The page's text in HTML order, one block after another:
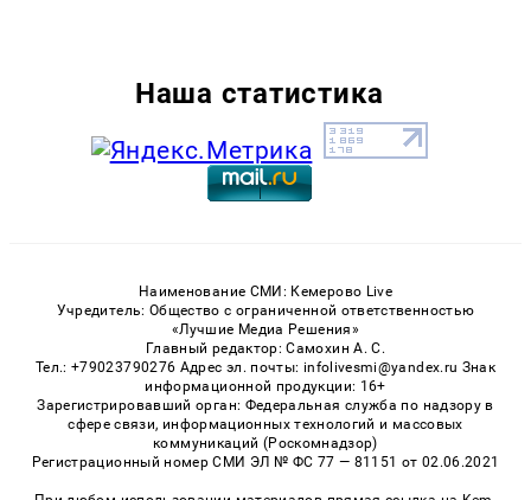
Наша статистика
Наименование СМИ: Кемерово Live
Учредитель: Общество с ограниченной ответственностью
«Лучшие Медиа Решения»
Главный редактор: Самохин А. С.
Тел.: +79023790276 Адрес эл. почты: infolivesmi@yandex.ru Знак
информационной продукции: 16+
Зарегистрировавший орган: Федеральная служба по надзору в
сфере связи, информационных технологий и массовых
коммуникаций (Роскомнадзор)
Регистрационный номер СМИ ЭЛ № ФС 77 — 81151 от 02.06.2021